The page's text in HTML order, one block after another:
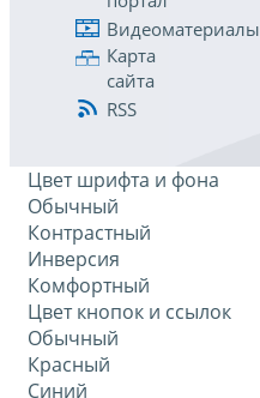
Видеоматериалы
Карта
сайта
RSS
Цвет шрифта и фона
Обычный
Контрастный
Инверсия
Комфортный
Цвет кнопок и ссылок
Обычный
Красный
Синий